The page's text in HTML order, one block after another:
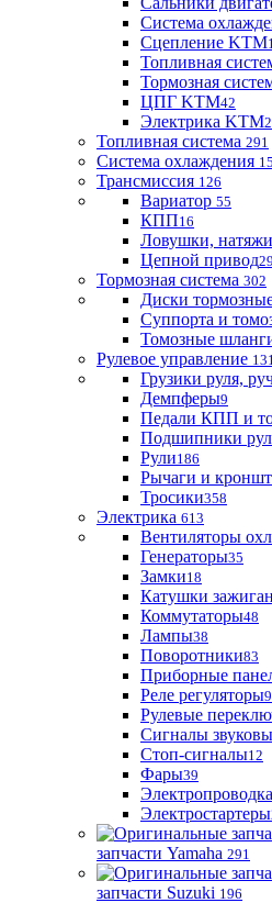
Система
Сцепление KTM
Топливная
Тормозная
ЦПГ KTM42
Электрика KTM
Топливная система 291
Система охлаждения 15
Трансмиссия 126
Вариатор 55
КПП16
Ловушки,
Цепной привод29
Тормозная система 302
Диски
Суппорта и
Томозные
Рулевое управление
Грузики руля,
Демпферы9
Педали КПП и
Подшипники
Рули186
Рычаги и
Тросики358
Электрика 613
Вентиляторы
Генераторы35
Замки18
Катушки
Коммутаторы48
Лампы38
Поворотники83
Приборные
Реле регуляторы
Рулевые
Сигналы
Стоп-сигналы12
Фары39
Электростартеры
запчасти Yamaha 291
запчасти Suzuki 196